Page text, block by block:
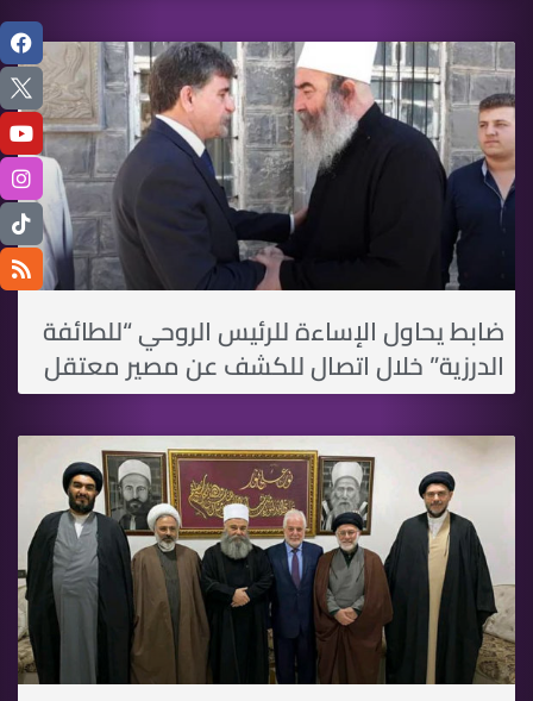
ضابط يحاول الإساءة للرئيس الروحي “للطائفة
الدرزية” خلال اتصال للكشف عن مصير معتقل